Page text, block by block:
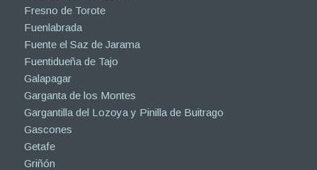
Fresno de Torote
Fuenlabrada
Fuente el Saz de Jarama
Fuentidueña de Tajo
Galapagar
Garganta de los Montes
Gargantilla del Lozoya y Pinilla de Buitrago
Gascones
Getafe
Griñón